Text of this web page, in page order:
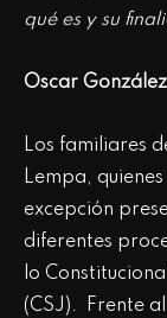
qué es y su
Oscar González
Los familiares
Lempa,
excepción
diferentes
lo
(CSJ). Frente